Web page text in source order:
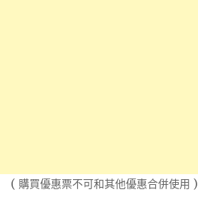
( 購買優惠票不可和其他優惠合併使用 )